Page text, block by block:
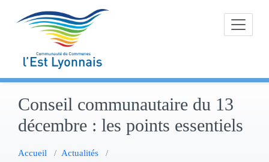
Conseil communautaire du 13
décembre : les points essentiels
Accueil / Actualités /